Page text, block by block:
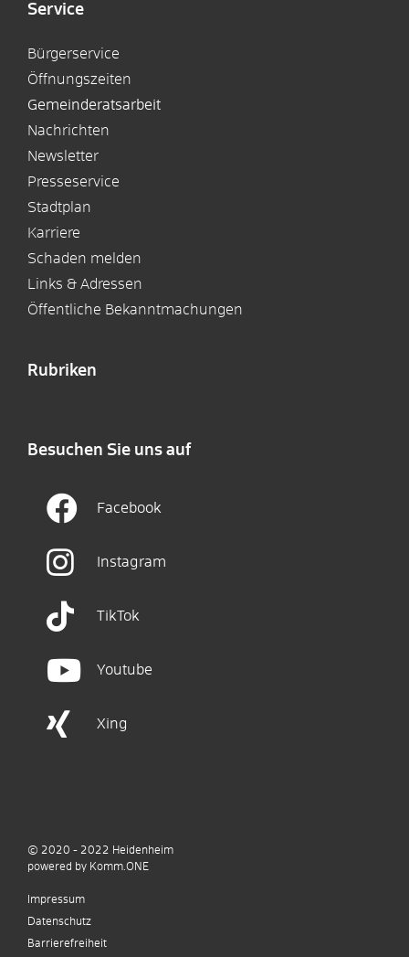
Service
Bürgerservice
Öffnungszeiten
Gemeinderatsarbeit
Nachrichten
Newsletter
Presseservice
Stadtplan
Karriere
Schaden melden
Links & Adressen
Öffentliche Bekanntmachungen
Rubriken
Besuchen Sie uns auf
Facebook
Instagram
TikTok
Youtube
Xing
© 2020 - 2022 Heidenheim
powered by Komm.ONE
Impressum
Datenschutz
Barrierefreiheit